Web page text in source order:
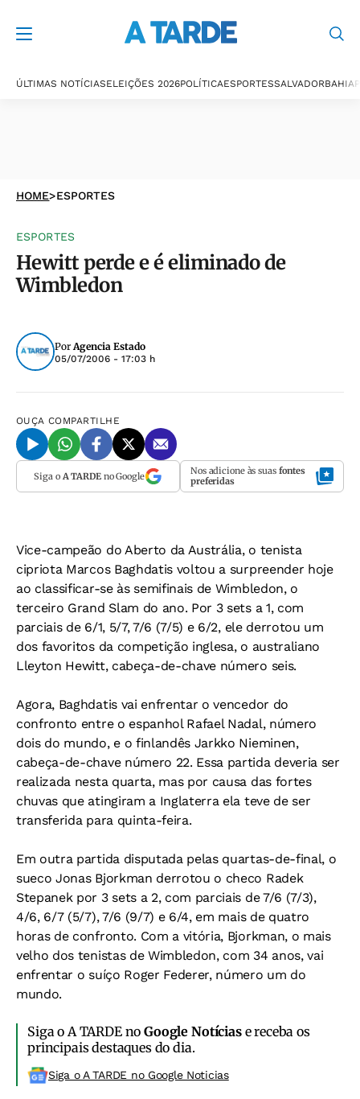
ÚLTIMAS NOTÍCIASELEIÇÕES 2026POLÍTICAESPORTESSALVADORBAHIA
HOME>ESPORTES
ESPORTES
Hewitt perde e é eliminado de
Wimbledon
PorAgencia Estado
05/07/2006 - 17:03 h
OUÇA COMPARTILHE
Siga o A TARDEno Google Nos adicione às suas fontes
preferidas
Vice-campeão do Aberto da Austrália, o tenista
cipriota Marcos Baghdatis voltou a surpreender hoje
ao classificar-se às semifinais de Wimbledon, o
terceiro Grand Slam do ano. Por 3 sets a 1, com
parciais de 6/1, 5/7, 7/6 (7/5) e 6/2, ele derrotou um
dos favoritos da competição inglesa, o australiano
Lleyton Hewitt, cabeça-de-chave número seis.
Agora, Baghdatis vai enfrentar o vencedor do
confronto entre o espanhol Rafael Nadal, número
dois do mundo, e o finlandês Jarkko Nieminen,
cabeça-de-chave número 22. Essa partida deveria ser
realizada nesta quarta, mas por causa das fortes
chuvas que atingiram a Inglaterra ela teve de ser
transferida para quinta-feira.
Em outra partida disputada pelas quartas-de-final, o
sueco Jonas Bjorkman derrotou o checo Radek
Stepanek por 3 sets a 2, com parciais de 7/6 (7/3),
4/6, 6/7 (5/7), 7/6 (9/7) e 6/4, em mais de quatro
horas de confronto. Com a vitória, Bjorkman, o mais
velho dos tenistas de Wimbledon, com 34 anos, vai
enfrentar o suíço Roger Federer, número um do
mundo.
Siga o A TARDE noGoogle Notíciase receba os
principais destaques do dia.
Siga o A TARDE no Google Noticias